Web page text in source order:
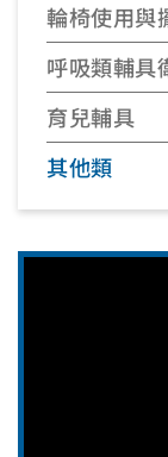
輪椅使用與
呼吸類輔具
育兒輔具
其他類